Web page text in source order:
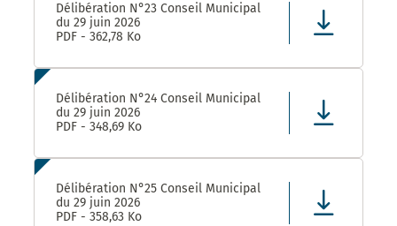
Délibération N°23 Conseil Municipal
du 29 juin 2026
PDF - 362,78 Ko
Délibération N°24 Conseil Municipal
du 29 juin 2026
PDF - 348,69 Ko
Délibération N°25 Conseil Municipal
du 29 juin 2026
PDF - 358,63 Ko